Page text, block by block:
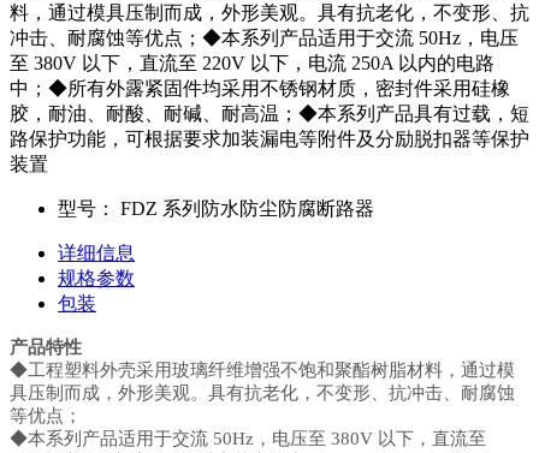
料，通过模具压制而成，外形美观。具有抗老化，不变形、抗
冲击、耐腐蚀等优点；◆本系列产品适用于交流 50Hz，电压
至 380V 以下，直流至 220V 以下，电流 250A 以内的电路
中；◆所有外露紧固件均采用不锈钢材质，密封件采用硅橡
胶，耐油、耐酸、耐碱、耐高温；◆本系列产品具有过载，短
路保护功能，可根据要求加装漏电等附件及分励脱扣器等保护
装置
型号： FDZ 系列防水防尘防腐断路器
详细信息
规格参数
包装
产品特性
◆工程塑料外壳采用玻璃纤维增强不饱和聚酯树脂材料，通过模
具压制而成，外形美观。具有抗老化，不变形、抗冲击、耐腐蚀
等优点；
◆本系列产品适用于交流 50Hz，电压至 380V 以下，直流至